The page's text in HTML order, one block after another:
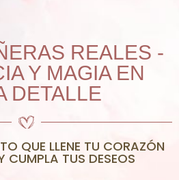
REALES -
Y MAGIA EN
DETALLE
QUE LLENE TU CORAZÓN
CUMPLA TUS DESEOS